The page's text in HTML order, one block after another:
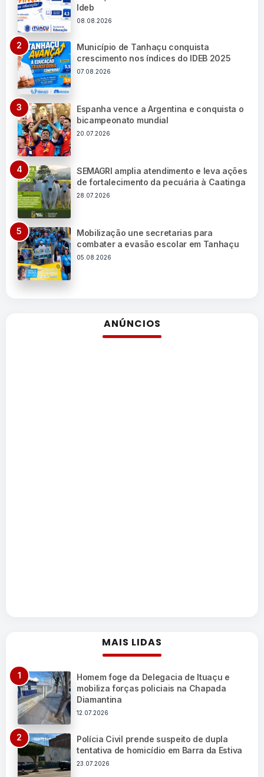
Ideb
08.08.2026
Município de Tanhaçu conquista
crescimento nos índices do IDEB 2025
07.08.2026
Espanha vence a Argentina e conquista o
bicampeonato mundial
20.07.2026
SEMAGRI amplia atendimento e leva ações
de fortalecimento da pecuária à Caatinga
28.07.2026
Mobilização une secretarias para
combater a evasão escolar em Tanhaçu
05.08.2026
ANÚNCIOS
MAIS LIDAS
Homem foge da Delegacia de Ituaçu e
mobiliza forças policiais na Chapada
Diamantina
12.07.2026
Polícia Civil prende suspeito de dupla
tentativa de homicídio em Barra da Estiva
23.07.2026